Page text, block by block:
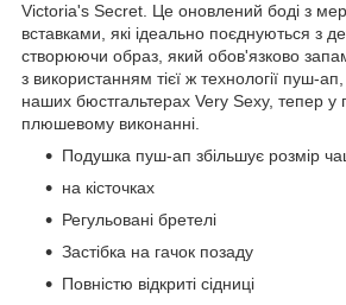
Victoria's Secret. Це оновлений боді з
вставками, які ідеально поєднуються з
створюючи образ, який обов'язково
з використанням тієї ж технології пуш-
наших бюстгальтерах Very Sexy, тепер у
плюшевому виконанні.
Подушка пуш-ап збільшує розмір
на кісточках
Регульовані бретелі
Застібка на гачок позаду
Повністю відкриті сідниці